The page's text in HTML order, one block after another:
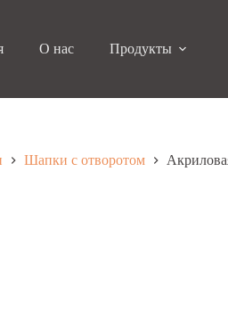
О нас Продукты
Шапки с отворотом